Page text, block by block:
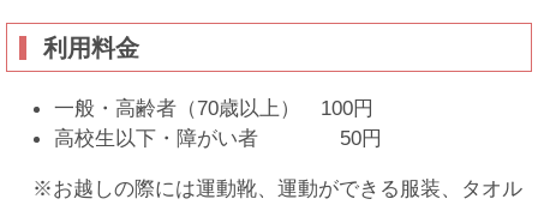
利用料金
一般・高齢者（70歳以上） 100円
高校生以下・障がい者 50円
※お越しの際には運動靴、運動ができる服装、タオル